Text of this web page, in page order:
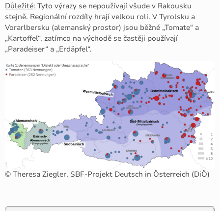
Důležité: Tyto výrazy se nepoužívají všude v Rakousku
stejně. Regionální rozdíly hrají velkou roli. V Tyrolsku a
Vorarlbersku (alemanský prostor) jsou běžné „Tomate“ a
„Kartoffel“, zatímco na východě se častěji používají
„Paradeiser“ a „Erdäpfel“.
© Theresa Ziegler, SBF-Projekt Deutsch in Österreich (DiÖ)